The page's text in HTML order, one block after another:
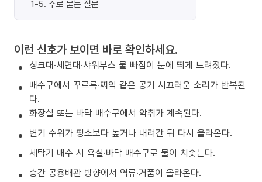
1-5. 주로 묻는 질문
이런 신호가 보이면 바로 확인하세요.
싱크대·세면대·샤워부스 물 빠짐이 눈에 띄게 느려졌다.
배수구에서 꾸르륵·찌익 같은 공기 시끄러운 소리가 반복된
다.
화장실 또는 바닥 배수구에서 악취가 계속된다.
변기 수위가 평소보다 높거나 내려간 뒤 다시 올라온다.
세탁기 배수 시 욕실·바닥 배수구로 물이 치솟는다.
층간 공용배관 방향에서 역류·거품이 올라온다.